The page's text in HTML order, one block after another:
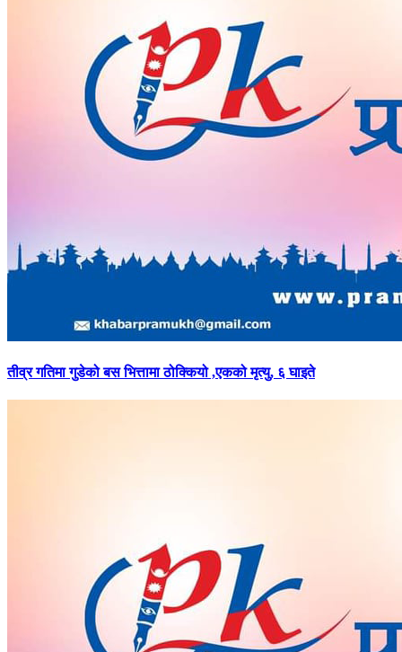
तीव्रगतिमा गुडेको बस भित्तामा ठोक्कियो ,एकको मृत्यु, ६ घाइते